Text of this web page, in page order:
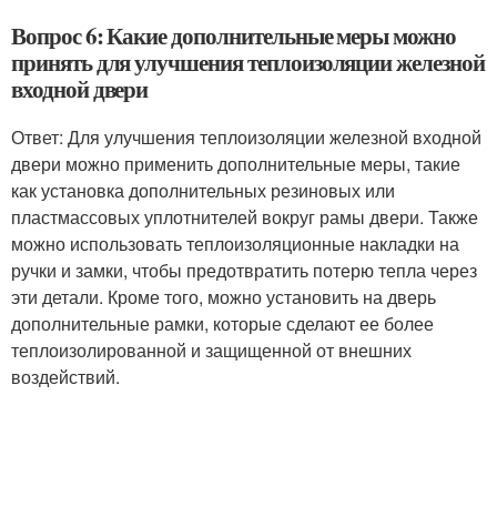
Вопрос 6: Какие дополнительные меры можно
принять для улучшения теплоизоляции железной
входной двери
Ответ: Для улучшения теплоизоляции железной входной
двери можно применить дополнительные меры, такие
как установка дополнительных резиновых или
пластмассовых уплотнителей вокруг рамы двери. Также
можно использовать теплоизоляционные накладки на
ручки и замки, чтобы предотвратить потерю тепла через
эти детали. Кроме того, можно установить на дверь
дополнительные рамки, которые сделают ее более
теплоизолированной и защищенной от внешних
воздействий.